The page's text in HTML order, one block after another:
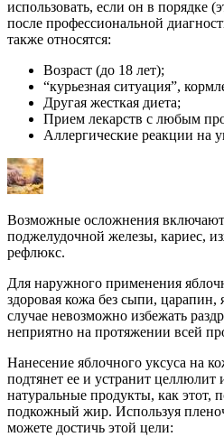
использовать, если он в порядке
после профессиональной
также относятся:
Возраст (до 18 лет);
“курьезная ситуация”,
Другая жесткая диета;
Прием лекарств с любым
Аллергические реакции на
Возможные осложнения включают
поджелудочной железы, кариес,
рефлюкс.
Для наружного применения
здоровая кожа без сыпи,
случае невозможно избежать
неприятно на протяжении всей
Нанесение яблочного уксуса на
подтянет ее и устранит целлюлит
натуральные продукты, как этот,
подкожный жир. Используя
можете достичь этой цели: